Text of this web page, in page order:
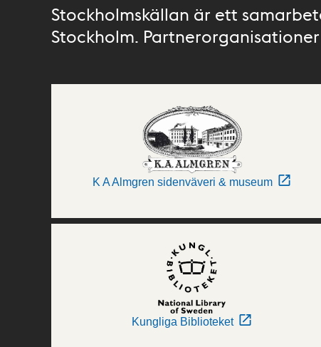
Stockholmskällan är ett
Stockholm.
K A Almgren sidenväveri & museum
Kungliga Biblioteket